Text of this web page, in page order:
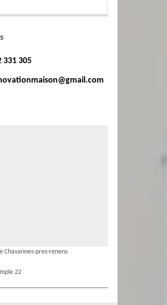
331 305
Chavannes-pres-renens
22